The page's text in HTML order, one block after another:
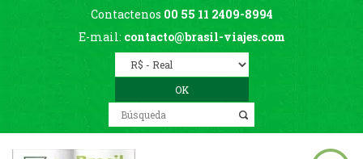
Contactenos 00 55 11 2409-8994
E-mail: contacto@brasil-viajes.com